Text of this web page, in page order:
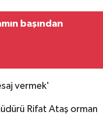
başından
vermek'
Rifat Ataş orman